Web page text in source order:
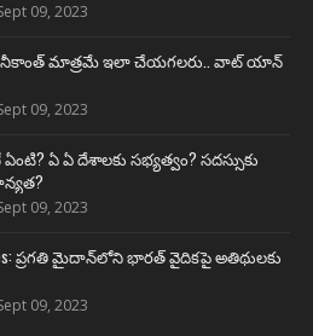
09, 2023
రజనీకాంత్ మాత్రమే ఇలా చేయగలరు.. వాట్ యాన్
09, 2023
ఏంటి? ఏ ఏ దేశాలకు సభ్యత్వం? సదస్సుకు
09, 2023
ప్రగతి మైదాన్‌లోని భారత్ వైదికపై అతిథులకు
09, 2023